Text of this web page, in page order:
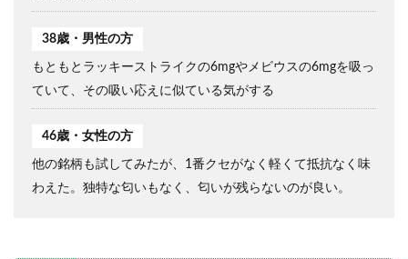
38歳・男性の方
もともとラッキーストライクの6mgやメビウスの6mgを吸っ
ていて、その吸い応えに似ている気がする
46歳・女性の方
他の銘柄も試してみたが、1番クセがなく軽くて抵抗なく味
わえた。独特な匂いもなく、匂いが残らないのが良い。